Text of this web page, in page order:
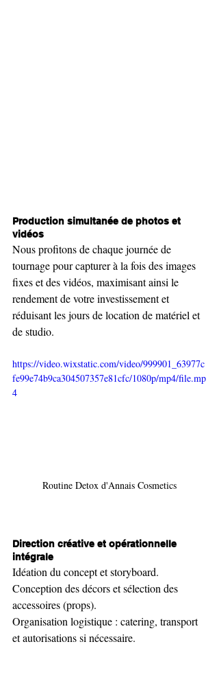
Production simultanée de photos et
vidéos
Nous profitons de chaque journée de
tournage pour capturer à la fois des images
fixes et des vidéos, maximisant ainsi le
rendement de votre investissement et
réduisant les jours de location de matériel et
de studio.
https://video.wixstatic.com/video/999901_63977c
fe99e74b9ca304507357e81cfc/1080p/mp4/file.mp
4
Routine Detox d'Annais Cosmetics
Direction créative et opérationnelle
intégrale
Idéation du concept et storyboard.
Conception des décors et sélection des
accessoires (props).
Organisation logistique : catering, transport
et autorisations si nécessaire.